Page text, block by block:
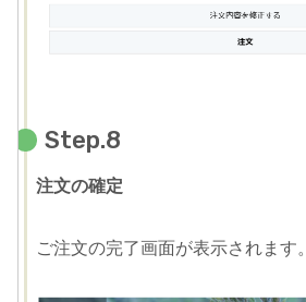
Step.8
注文の確定
ご注文の完了画面が表示されます。